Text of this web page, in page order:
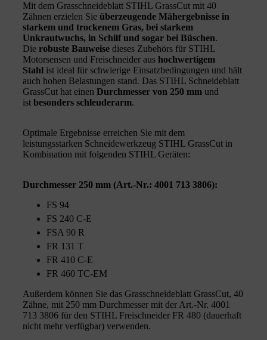
Mit dem Grasschneideblatt STIHL GrassCut mit 40
Zähnen erzielen Sie überzeugende Mähergebnisse in
starkem und trockenem Gras, bei starkem
Unkrautwuchs, in Schilf und sogar bei Büschen.
Die robuste Bauweise dieses Zubehörs für STIHL
Motorsensen und Freischneider aus hochwertigem
Stahl ist ideal für schwierige Einsatzbedingungen und hält
auch hohen Belastungen stand. Das STIHL Schneideblatt
GrassCut hat einen Durchmesser von 250 mm und
ist besonders schleuderarm.
Optimale Ergebnisse erreichen Sie mit dem
leistungsstarken Schneidewerkzeug STIHL GrassCut in
Kombination mit folgenden STIHL Geräten:
Durchmesser 250 mm (Art.-Nr.: 4001 713 3806):
FS 94
FS 240 C-E
FSA 90 R
FR 131 T
FR 410 C-E
FR 460 TC-EM
Außerdem können Sie das Grasschneideblatt GrassCut, 40
Zähne, mit 250 mm Durchmesser mit der Art.-Nr. 4001
713 3806 für den STIHL Freischneider FR 480 (dauerhaft
nicht mehr verfügbar) verwenden.